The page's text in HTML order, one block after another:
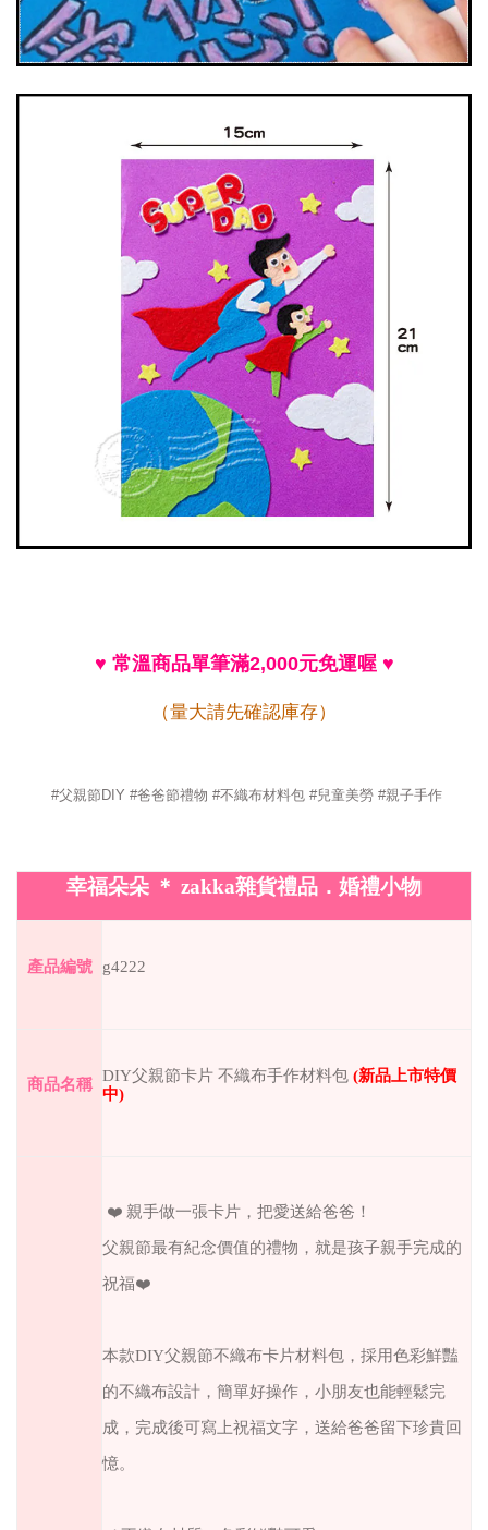
♥ 常溫商品單筆滿2,000元免運喔♥
（量大請先確認庫存）
#父親節DIY #爸爸節禮物 #不織布材料包 #兒童美勞 #親子手作
幸福朵朵 ＊ zakka雜貨禮品．婚禮小物
產品編號 g4222
商品名稱 DIY父親節卡片 不織布手作材料包 (新品上市特價
中)
❤️ 親手做一張卡片，把愛送給爸爸！
父親節最有紀念價值的禮物，就是孩子親手完成的
祝福❤️
本款DIY父親節不織布卡片材料包，採用色彩鮮豔
的不織布設計，簡單好操作，小朋友也能輕鬆完
成，完成後可寫上祝福文字，送給爸爸留下珍貴回
憶。